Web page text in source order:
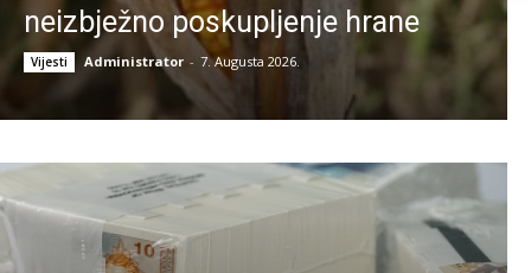
neizbježno poskupljenje hrane
Vijesti Administrator - 7. Augusta 2026.